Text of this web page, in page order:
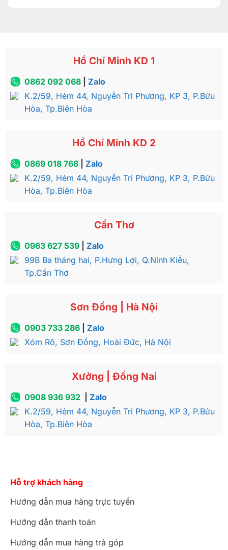
Hồ Chí Minh KD 1
0862 092 068| Zalo
K.2/59, Hẻm 44, Nguyễn Tri Phương, KP 3, P.Bửu
Hòa, Tp.Biên Hòa
Hồ Chí Minh KD 2
0869 018 768| Zalo
K.2/59, Hẻm 44, Nguyễn Tri Phương, KP 3, P.Bửu
Hòa, Tp.Biên Hòa
Cần Thơ
0963 627 539| Zalo
99B Ba tháng hai, P.Hưng Lợi, Q.Ninh Kiều,
Tp.Cần Thơ
Sơn Đồng | Hà Nội
0903 733 286| Zalo
Xóm Rô, Sơn Đồng, Hoài Đức, Hà Nội
Xưởng | Đồng Nai
0908 936 932
Zalo
K.2/59, Hẻm 44, Nguyễn Tri Phương, KP 3, P.Bửu
Hòa, Tp.Biên Hòa
Hỗ trợ khách hàng
Hướng dẫn mua hàng trực tuyến
Hướng dẫn thanh toán
Hướng dẫn mua hàng trả góp